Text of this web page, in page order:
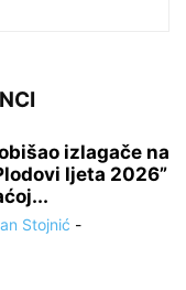
izlagače na
ljeta 2026”
Stojnić -